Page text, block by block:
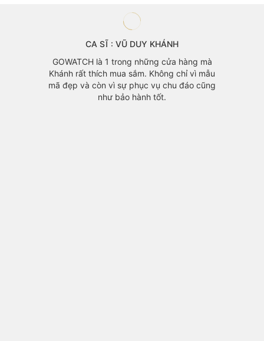
CA SĨ : VŨ DUY KHÁNH
GOWATCH là 1 trong những cửa hàng mà
Khánh rất thích mua sắm. Không chỉ vì mẫu
mã đẹp và còn vì sự phục vụ chu đáo cũng
như bảo hành tốt.